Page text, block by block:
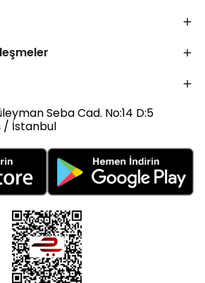
Seba Cad. No:14 D:5
/ İstanbul